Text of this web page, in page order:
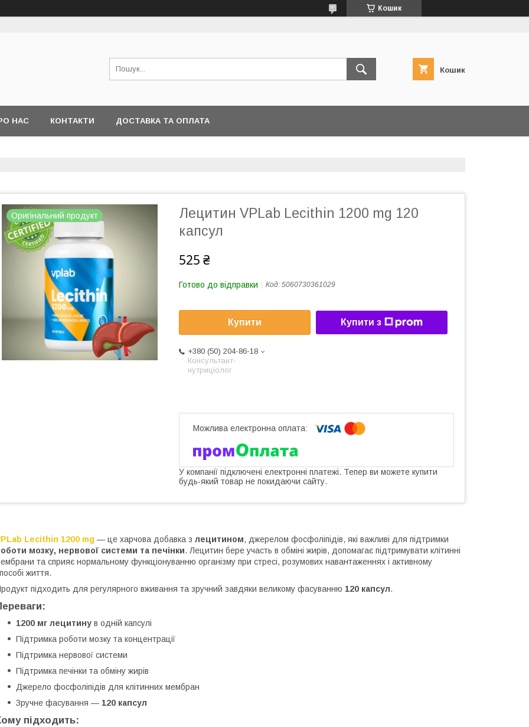
Кошик
Кошик
НАС КОНТАКТИ ДОСТАВКА ТА ОПЛАТА
Оригінальний продукт
Лецитин VPLab Lecithin 1200 mg 120
капсул
525 ₴
Готово до відправки Код: 5060730361029
Купити Купити з
+380 (50) 204-86-18
Консультант-
нутриціолог
У компанії підключені електронні платежі. Тепер ви можете купити
будь-який товар не покидаючи сайту.
Lecithin 1200 mg — це харчова добавка з лецитином, джерелом фосфоліпідів, які важливі для підтримки
мозку, нервової системи та печінки. Лецитин бере участь в обміні жирів, допомагає підтримувати клітинні
та сприяє нормальному функціонуванню організму при стресі, розумових навантаженнях і активному
життя.
підходить для регулярного вживання та зручний завдяки великому фасуванню 120 капсул.
1200 мг лецитину в одній капсулі
Підтримка роботи мозку та концентрації
Підтримка нервової системи
Підтримка печінки та обміну жирів
Джерело фосфоліпідів для клітинних мембран
Зручне фасування — 120 капсул
підходить: